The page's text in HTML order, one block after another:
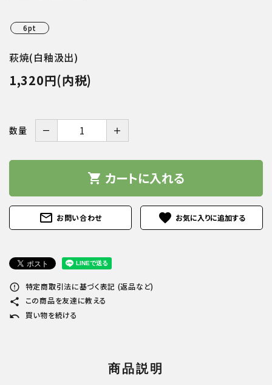
6pt
萩焼(白釉汲出)
1,320円(内税)
数量 － ＋
shopping_cart カートに入れる
mail_outline お問い合わせ favorite
error_outline 特定商取引法に基づく表記 (返品など)
share この商品を友達に教える
undo 買い物を続ける
商品説明